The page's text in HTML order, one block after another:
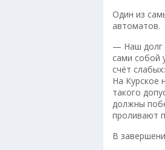
Один из
автоматов.
— Наш долг
сами собой
счёт
На Курское
такого
должны
проливают
В